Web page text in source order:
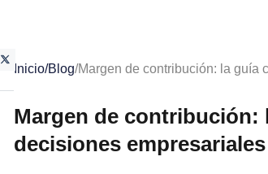
Inicio/Blog/Margen de contribución: la guía
Margen de contribución:
decisiones empresariales